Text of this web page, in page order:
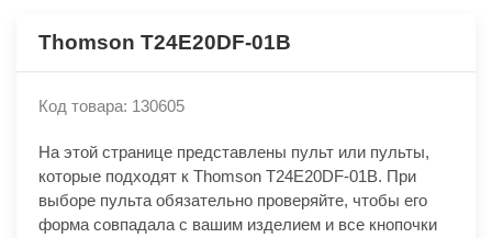
Thomson T24E20DF-01B
Код товара: 130605
На этой странице представлены пульт или пульты,
которые подходят к Thomson T24E20DF-01B. При
выборе пульта обязательно проверяйте, чтобы его
форма совпадала с вашим изделием и все кнопочки